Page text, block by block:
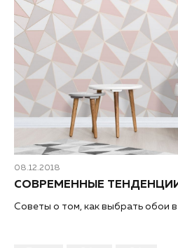
08.12.2018
СОВРЕМЕННЫЕ
Советы о том, как выбрать обои в